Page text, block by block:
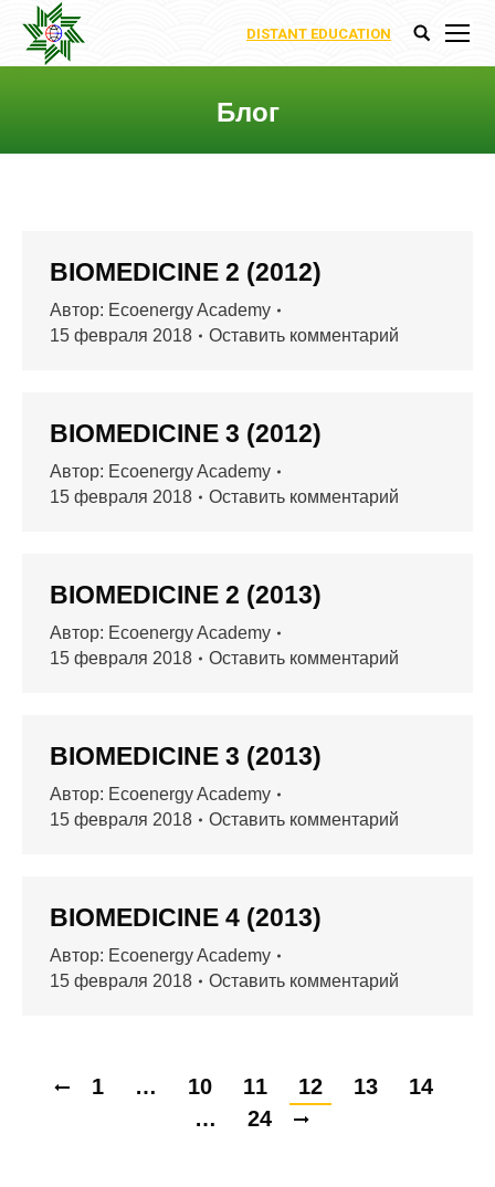
DISTANT EDUCATION Поиск:
Блог
BIOMEDICINE 2 (2012)
Автор: Ecoenergy Academy
15 февраля 2018
Оставить комментарий
BIOMEDICINE 3 (2012)
Автор: Ecoenergy Academy
15 февраля 2018
Оставить комментарий
BIOMEDICINE 2 (2013)
Автор: Ecoenergy Academy
15 февраля 2018
Оставить комментарий
BIOMEDICINE 3 (2013)
Автор: Ecoenergy Academy
15 февраля 2018
Оставить комментарий
BIOMEDICINE 4 (2013)
Автор: Ecoenergy Academy
15 февраля 2018
Оставить комментарий
1 … 10 11 12 13
14
…
24